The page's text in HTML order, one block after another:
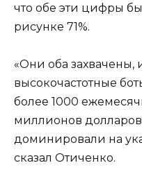
что обе эти цифры
рисунке 71%.
«Они оба
высокочастотные
более 1000
миллионов
доминировали на
сказал Отиченко.